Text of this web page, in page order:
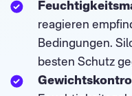
reagieren
Bedingungen.
besten Schutz